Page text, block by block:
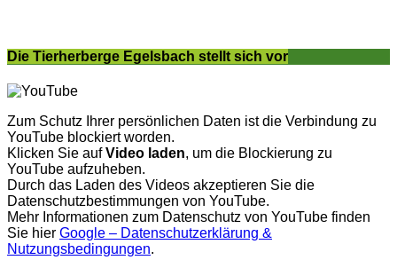
Die Tierherberge Egelsbach stellt sich vor
Zum Schutz Ihrer persönlichen Daten ist die Verbindung zu
YouTube blockiert worden.
Klicken Sie aufVideo laden, um die Blockierung zu
YouTube aufzuheben.
Durch das Laden des Videos akzeptieren Sie die
Datenschutzbestimmungen von YouTube.
Mehr Informationen zum Datenschutz von YouTube finden
Sie hier Google – Datenschutzerklärung &
Nutzungsbedingungen.